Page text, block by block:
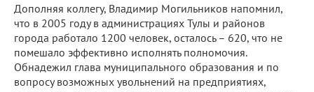
Дополняя коллегу, Владимир Могильников напомнил,
что в 2005 году в администрациях Тулы и районов
города работало 1200 человек, осталось – 620, что не
помешало эффективно исполнять полномочия.
Обнадежил глава муниципального образования и по
вопросу возможных увольнений на предприятиях,